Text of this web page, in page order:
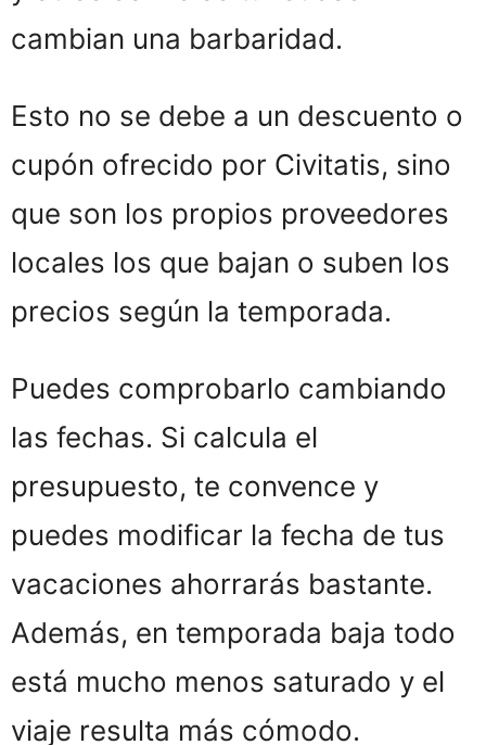
cambian una barbaridad.
Esto no se debe a un descuento o
cupón ofrecido por Civitatis, sino
que son los propios proveedores
locales los que bajan o suben los
precios según la temporada.
Puedes comprobarlo cambiando
las fechas. Si calcula el
presupuesto, te convence y
puedes modificar la fecha de tus
vacaciones ahorrarás bastante.
Además, en temporada baja todo
está mucho menos saturado y el
viaje resulta más cómodo.